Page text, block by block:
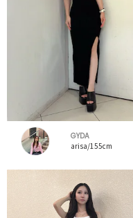
GYDA
arisa/155cm